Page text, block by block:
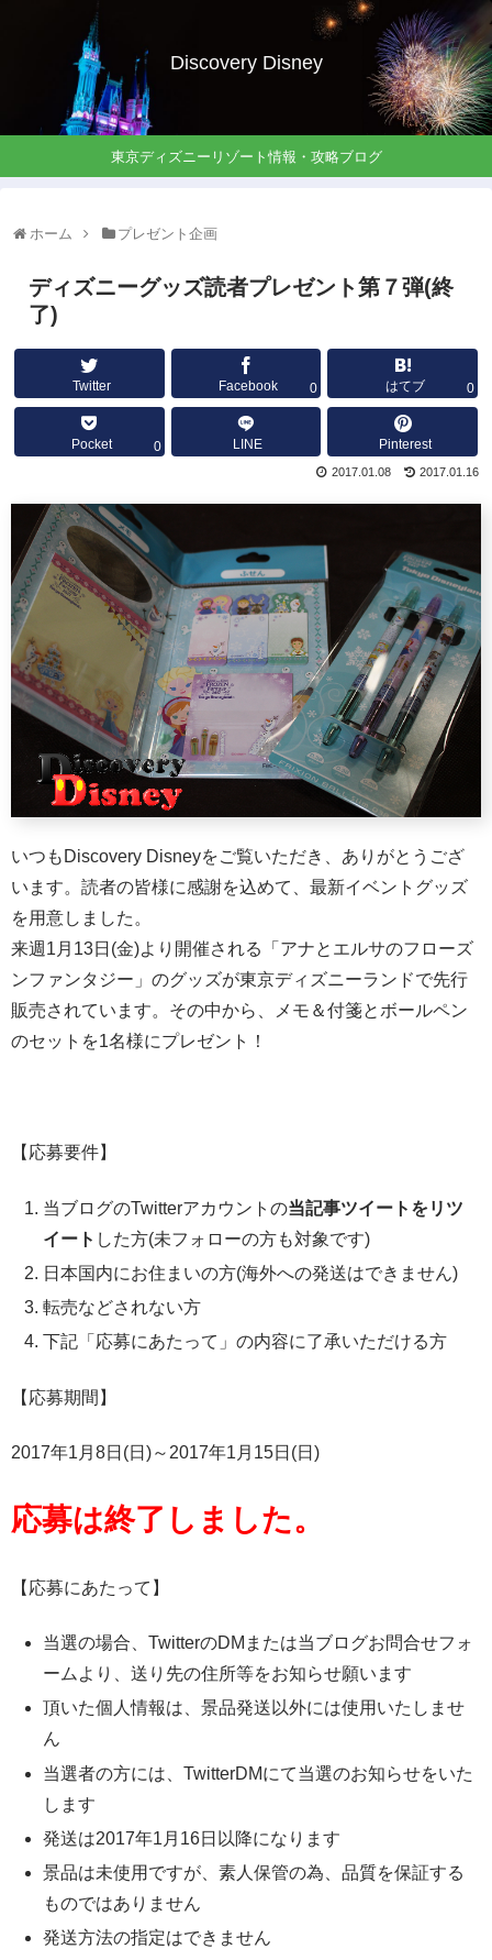
Discovery Disney
東京ディズニーリゾート情報・攻略ブログ
ホーム プレゼント企画
ディズニーグッズ読者プレゼント第７弾(終
了)
Twitter Facebook 0 はてブ 0
Pocket 0 LINE Pinterest
2017.01.16
2017.01.08
いつもDiscovery Disneyをご覧いただき、ありがとうござ
います。読者の皆様に感謝を込めて、最新イベントグッズ
を用意しました。
来週1月13日(金)より開催される「アナとエルサのフローズ
ンファンタジー」のグッズが東京ディズニーランドで先行
販売されています。その中から、メモ＆付箋とボールペン
のセットを1名様にプレゼント！
【応募要件】
当ブログのTwitterアカウントの当記事ツイートをリツ
イート した方(未フォローの方も対象です)
日本国内にお住まいの方(海外への発送はできません)
転売などされない方
下記「応募にあたって」の内容に了承いただける方
【応募期間】
2017年1月8日(日)～2017年1月15日(日)
応募は終了しました。
【応募にあたって】
当選の場合、TwitterのDMまたは当ブログお問合せフォ
ームより、送り先の住所等をお知らせ願います
頂いた個人情報は、景品発送以外には使用いたしませ
ん
当選者の方には、TwitterDMにて当選のお知らせをいた
します
発送は2017年1月16日以降になります
景品は未使用ですが、素人保管の為、品質を保証する
ものではありません
発送方法の指定はできません